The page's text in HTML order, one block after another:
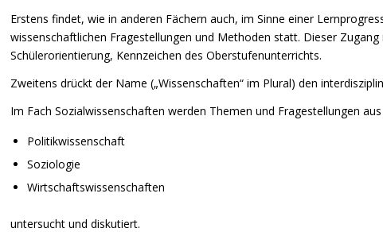
Erstens findet, wie in anderen Fächern auch, im Sinne einer
wissenschaftlichen Fragestellungen und Methoden statt. Dieser
Schülerorientierung, Kennzeichen des Oberstufenunterrichts.
Zweitens drückt der Name („Wissenschaften“ im Plural) den
Im Fach Sozialwissenschaften werden Themen und Fragestellungen
Politikwissenschaft
Soziologie
Wirtschaftswissenschaften
untersucht und diskutiert.